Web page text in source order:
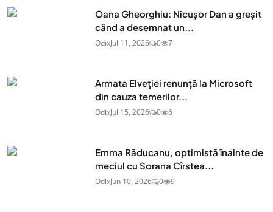
Oana Gheorghiu: Nicușor Dan a greșit
când a desemnat un...
OdixJul 11, 2026 0 7
Armata Elveției renunță la Microsoft
din cauza temerilor...
OdixJul 15, 2026 0 6
Emma Răducanu, optimistă înainte de
meciul cu Sorana Cîrstea...
OdixJun 10, 2026 0 9